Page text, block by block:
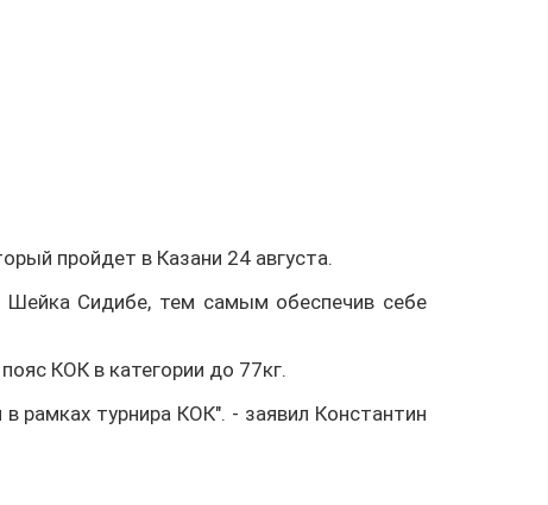
пройдет в Казани 24 августа.
Шейка Сидибе, тем самым обеспечив себе
КОК в категории до 77кг.
рамках турнира КОК". - заявил Константин